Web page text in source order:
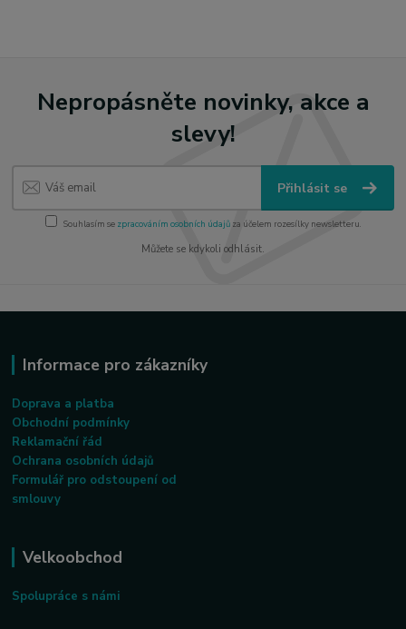
Nepropásněte novinky, akce a
slevy!
Přihlásit se
Souhlasím se zpracováním osobních údajůza účelem rozesílky newsletteru.
Můžete se kdykoli odhlásit.
Informace pro zákazníky
Doprava a platba
Obchodní podmínky
Reklamační řád
Ochrana osobních údajů
Formulář pro odstoupení od
smlouvy
Velkoobchod
Spolupráce s námi